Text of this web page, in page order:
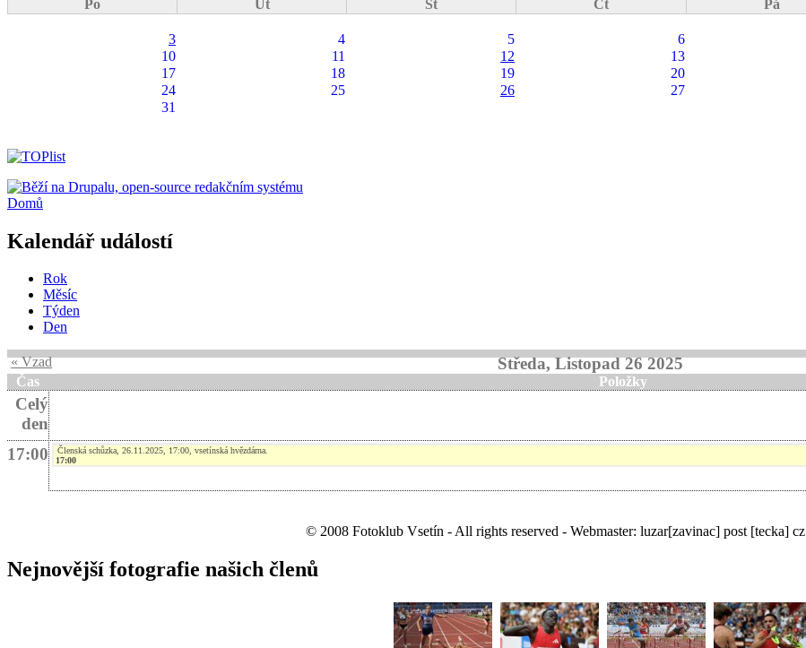
Po Út St Čt Pá
3
4 5 6
10
11 12 13
17
18 19 20
24
25 26 27
31
Domů
Kalendář událostí
Rok
Měsíc
Týden
Den
« Vzad Středa, Listopad 26 2025
Čas
Položky
Celý
den
17:00
Členská schůzka, 26.11.2025, 17:00, vsetínská hvězdárna.
17:00
© 2008 Fotoklub Vsetín - All rights reserved - Webmaster: luzar[zavinac] post [tecka] cz
Nejnovější fotografie našich členů